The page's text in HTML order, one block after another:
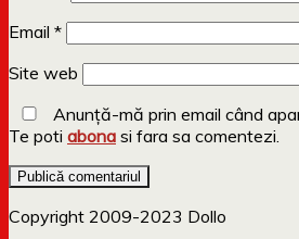
Email *
Site web
Anunță-mă prin email când
Te poti abona si fara sa comentezi.
Copyright 2009-2023 Dollo